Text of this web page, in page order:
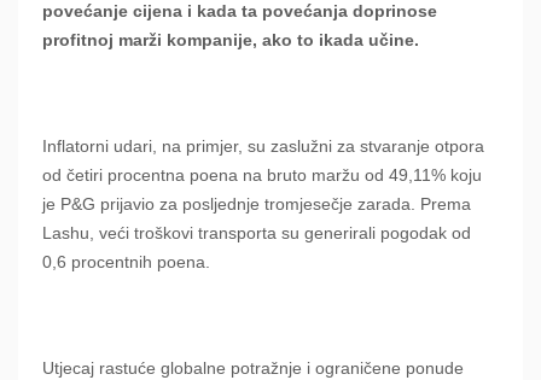
povećanje cijena i kada ta povećanja doprinose
profitnoj marži kompanije, ako to ikada učine.
Inflatorni udari, na primjer, su zaslužni za stvaranje otpora
od četiri procentna poena na bruto maržu od 49,11% koju
je P&G prijavio za posljednje tromjesečje zarada. Prema
Lashu, veći troškovi transporta su generirali pogodak od
0,6 procentnih poena.
Utjecaj rastuće globalne potražnje i ograničene ponude